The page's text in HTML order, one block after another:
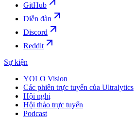
GitHub
Diễn đàn
Discord
Reddit
Sự kiện
YOLO Vision
Các phiên trực tuyến của Ultralytics
Hội nghị
Hội thảo trực tuyến
Podcast